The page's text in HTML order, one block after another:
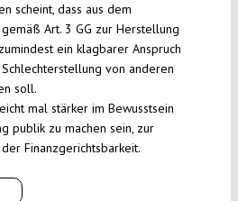
scheint, dass aus dem
Art. 3 GG zur Herstellung
ein klagbarer Anspruch
von anderen
soll.
mal stärker im Bewusstsein
publik zu machen sein, zur
Finanzgerichtsbarkeit.